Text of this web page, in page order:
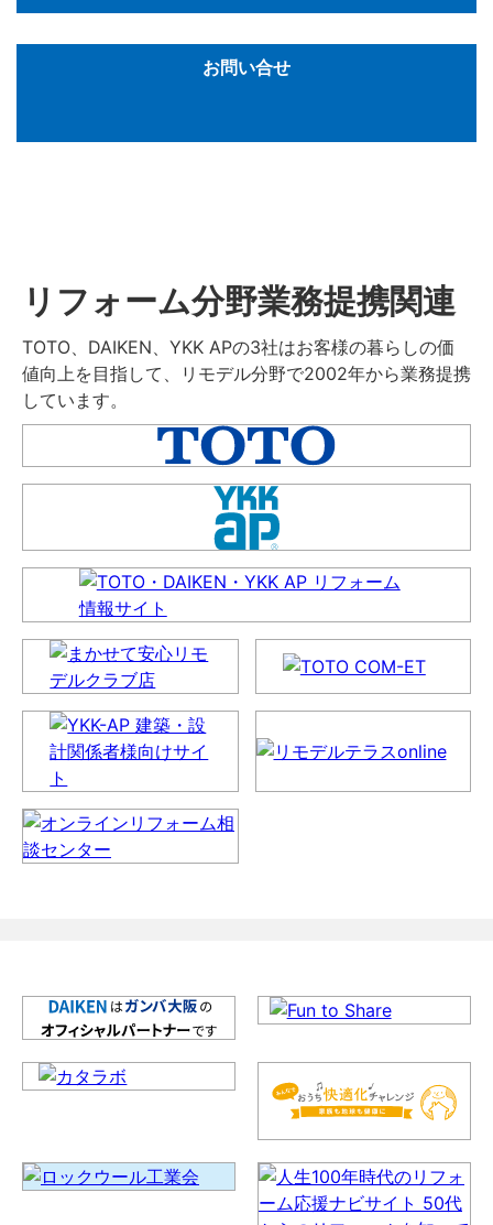
お問い合せ
リフォーム分野業務提携関連
TOTO、DAIKEN、YKK APの3社はお客様の暮らしの価
値向上を目指して、リモデル分野で2002年から業務提携
しています。